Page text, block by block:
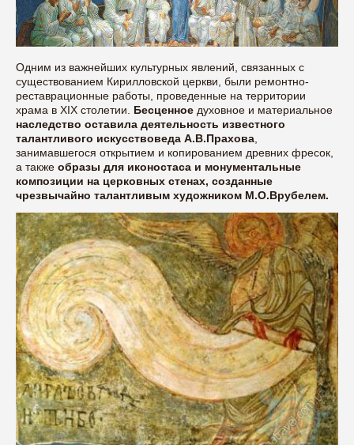
Одним из важнейших культурных явлений, связанных с
существованием Кирилловской церкви, были ремонтно-
реставрационные работы, проведенные на территории
храма в XIX столетии. Бесценное духовное и материальное
наследство оставила деятельность известного
талантливого искусствоведа А.В.Прахова
занимавшегося открытием и копированием древних фресок,
а также образы для иконостаса и монументальные
композиции на церковных стенах, созданные
чрезвычайно талантливым художником М.О.Врубелем.